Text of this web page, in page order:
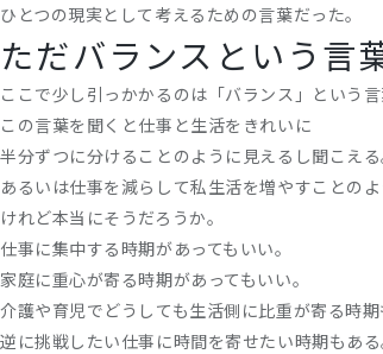
ひとつの現実として考えるための言葉だった。
ただバランスという言
ここで少し引っかかるのは「バランス」という言
この言葉を聞くと仕事と生活をきれいに
半分ずつに分けることのように見えるし聞こえる
あるいは仕事を減らして私生活を増やすことのよ
けれど本当にそうだろうか。
仕事に集中する時期があってもいい。
家庭に重心が寄る時期があってもいい。
介護や育児でどうしても生活側に比重が寄る時期
逆に挑戦したい仕事に時間を寄せたい時期もある